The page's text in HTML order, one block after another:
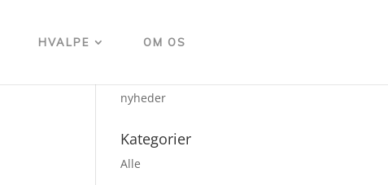
HVALPE OM OS
nyheder
Kategorier
Alle